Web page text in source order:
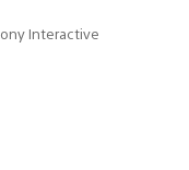
Interactive